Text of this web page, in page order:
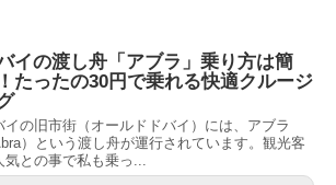
バイの渡し舟「アブラ」乗り方は簡
たったの30円で乗れる快適クルージ
イの旧市街（オールドドバイ）には、アブラ
）という渡し舟が運行されています。観光客
気との事で私も乗っ...